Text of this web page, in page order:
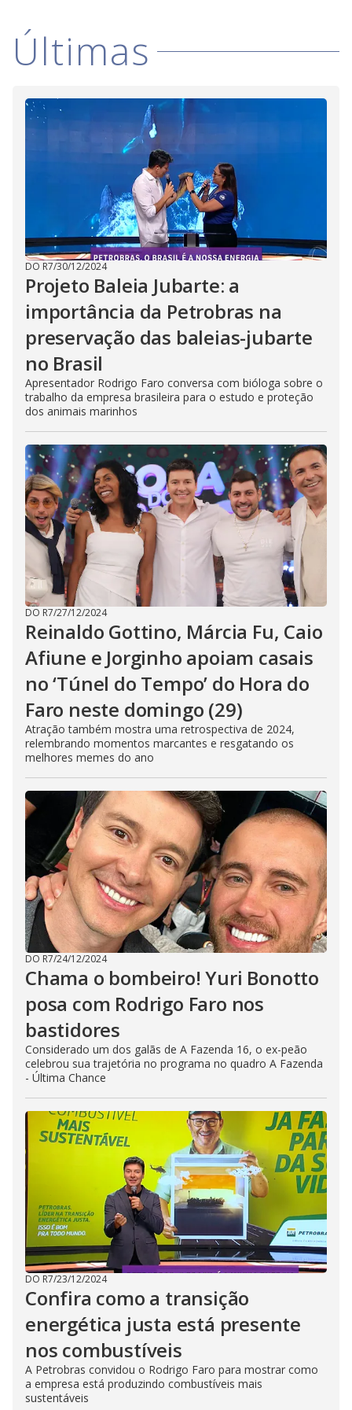
i
d
e
o
Últimas
DO R7/30/12/2024
Projeto Baleia Jubarte: a
importância da Petrobras na
preservação das baleias-jubarte
no Brasil
Apresentador Rodrigo Faro conversa com bióloga sobre o
trabalho da empresa brasileira para o estudo e proteção
dos animais marinhos
DO R7/27/12/2024
Reinaldo Gottino, Márcia Fu, Caio
Afiune e Jorginho apoiam casais
no ‘Túnel do Tempo’ do Hora do
Faro neste domingo (29)
Atração também mostra uma retrospectiva de 2024,
relembrando momentos marcantes e resgatando os
melhores memes do ano
DO R7/24/12/2024
Chama o bombeiro! Yuri Bonotto
posa com Rodrigo Faro nos
bastidores
Considerado um dos galãs de A Fazenda 16, o ex-peão
celebrou sua trajetória no programa no quadro A Fazenda
- Última Chance
DO R7/23/12/2024
Confira como a transição
energética justa está presente
nos combustíveis
A Petrobras convidou o Rodrigo Faro para mostrar como
a empresa está produzindo combustíveis mais
sustentáveis